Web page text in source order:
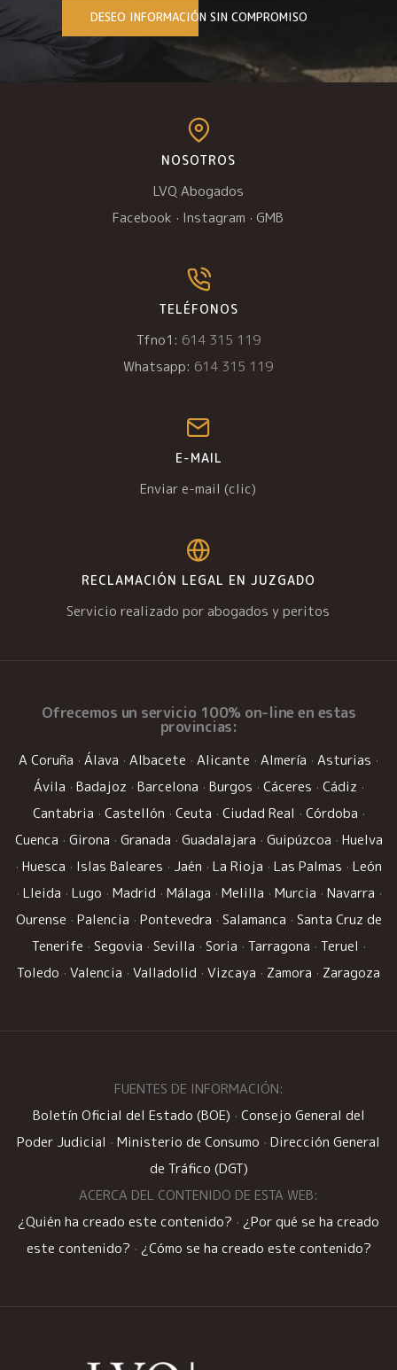
DESEO INFORMACIÓN SIN COMPROMISO
NOSOTROS
LVQ Abogados
Facebook · Instagram · GMB
TELÉFONOS
Tfno1: 614 315 119
Whatsapp: 614 315 119
E-MAIL
Enviar e-mail (clic)
RECLAMACIÓN LEGAL EN JUZGADO
Servicio realizado por abogados y peritos
Ofrecemos un servicio 100% on-line en estas
provincias:
A Coruña · Álava · Albacete · Alicante · Almería · Asturias ·
Ávila · Badajoz · Barcelona · Burgos · Cáceres · Cádiz ·
Cantabria · Castellón · Ceuta · Ciudad Real · Córdoba ·
Cuenca · Girona · Granada · Guadalajara · Guipúzcoa · Huelva
· Huesca · Islas Baleares · Jaén · La Rioja · Las Palmas · León
· Lleida · Lugo · Madrid · Málaga · Melilla · Murcia · Navarra ·
Ourense · Palencia · Pontevedra · Salamanca · Santa Cruz de
Tenerife · Segovia · Sevilla · Soria · Tarragona · Teruel ·
Toledo · Valencia · Valladolid · Vizcaya · Zamora · Zaragoza
FUENTES DE INFORMACIÓN:
Boletín Oficial del Estado (BOE) · Consejo General del
Poder Judicial · Ministerio de Consumo · Dirección General
de Tráfico (DGT)
ACERCA DEL CONTENIDO DE ESTA WEB:
¿Quién ha creado este contenido? · ¿Por qué se ha creado
este contenido? · ¿Cómo se ha creado este contenido?